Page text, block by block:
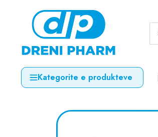
Kategorite e produkteve